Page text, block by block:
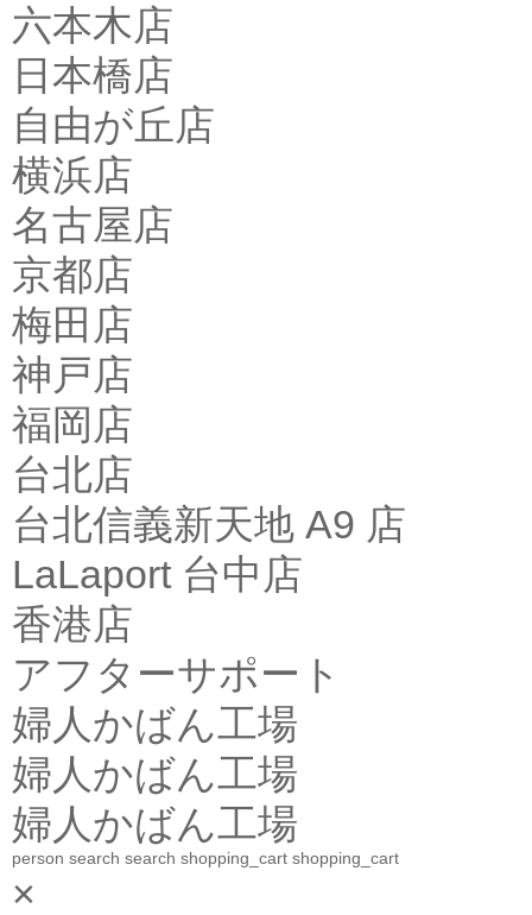
六本木店
日本橋店
自由が丘店
横浜店
名古屋店
京都店
梅田店
神戸店
福岡店
台北店
台北信義新天地 A9 店
LaLaport 台中店
香港店
アフターサポート
婦人かばん工場
婦人かばん工場
婦人かばん工場
person search search shopping_cart shopping_cart
×